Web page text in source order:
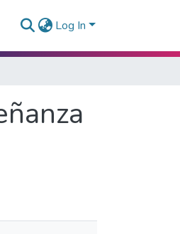
Log In